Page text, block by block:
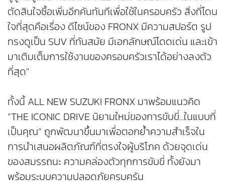
ตัดสินใจซื้อเพิ่มอีกคันทันทีเพื่อใช้ในครอบครัว สิ่งที่โดน
ใจที่สุดคือเรื่อง ดีไซน์ของ FRONX มีความสปอร์ต รูป
ทรงดูเป็น SUV ที่ทันสมัย มีเอกลักษณ์โดดเด่น และเข้า
มาเติมเต็มการใช้งานของครอบครัวเราได้อย่างลงตัว
ที่สุด"
ทั้งนี้ ALL NEW SUZUKI FRONX มาพร้อมแนวคิด
“THE ICONIC DRIVE นิยามใหม่ของการขับขี่...ในแบบที่
เป็นคุณ” ถูกพัฒนาขึ้นมาเพื่อตอกย้ำความสำเร็จใน
การนำเสนอผลิตภัณฑ์ที่ตรงใจผู้บริโภค ด้วยจุดเด่น
ของสมรรถนะ ความคล่องตัวทุกการขับขี่ ทั้งยังมา
พร้อมระบบความปลอดภัยครบครัน